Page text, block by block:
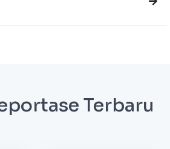
Terbaru